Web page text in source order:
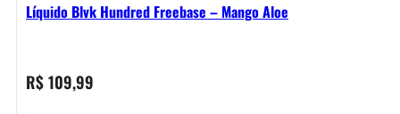
Líquido Blvk Hundred Freebase – Mango Aloe
R$109,99